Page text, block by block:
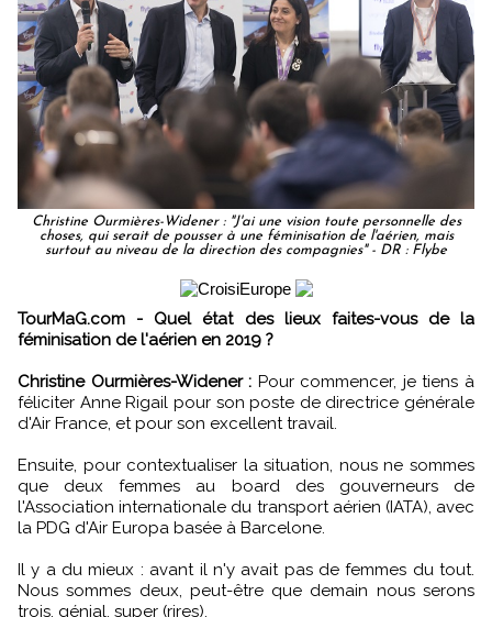
Christine Ourmières-Widener : "J'ai une vision toute personnelle des
choses, qui serait de pousser à une féminisation de l'aérien, mais
surtout au niveau de la direction des compagnies" - DR : Flybe
TourMaG.com - Quel état des lieux faites-vous de la
féminisation de l'aérien en 2019 ?
Christine Ourmières-Widener : Pour commencer, je tiens à
féliciter Anne Rigail pour son poste de directrice générale
d'Air France, et pour son excellent travail.
Ensuite, pour contextualiser la situation, nous ne sommes
que deux femmes au board des gouverneurs de
l'Association internationale du transport aérien (IATA), avec
la PDG d'Air Europa basée à Barcelone.
Il y a du mieux : avant il n'y avait pas de femmes du tout.
Nous sommes deux, peut-être que demain nous serons
trois, génial, super (rires).